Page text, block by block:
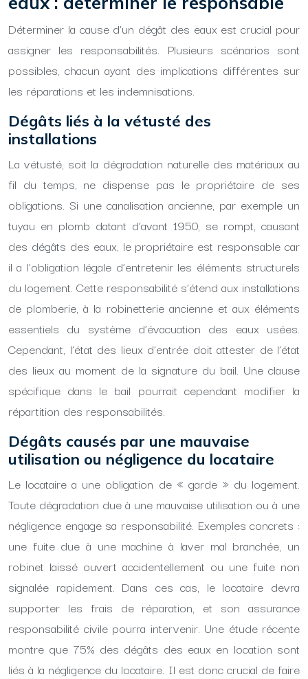
Déterminer la cause d’un dégât des eaux est crucial pour
assigner les responsabilités. Plusieurs scénarios sont
possibles, chacun ayant des implications différentes sur
les réparations et les indemnisations.
Dégâts liés à la vétusté des
installations
La vétusté, soit la dégradation naturelle des matériaux au
fil du temps, ne dispense pas le propriétaire de ses
obligations. Si une canalisation ancienne, par exemple un
tuyau en plomb datant d’avant 1950, se rompt, causant
des dégâts des eaux, le propriétaire est responsable car
il a l’obligation légale d’entretenir les éléments structurels
du logement. Cette responsabilité s’étend aux installations
de plomberie, à la robinetterie ancienne et aux éléments
essentiels du système d’évacuation des eaux usées.
Cependant, l’état des lieux d’entrée doit attester de l’état
des lieux au moment de la signature du bail. Une clause
spécifique dans le bail pourrait cependant modifier la
répartition des responsabilités.
Dégâts causés par une mauvaise
utilisation ou négligence du locataire
Le locataire a une obligation de « garde » du logement.
Toute dégradation due à une mauvaise utilisation ou à une
négligence engage sa responsabilité. Exemples concrets :
une fuite due à une machine à laver mal branchée, un
robinet laissé ouvert accidentellement ou une fuite non
signalée rapidement. Dans ces cas, le locataire devra
supporter les frais de réparation, et son assurance
responsabilité civile pourra intervenir. Une étude récente
montre que 75% des dégâts des eaux en location sont
liés à la négligence du locataire. Il est donc crucial de faire